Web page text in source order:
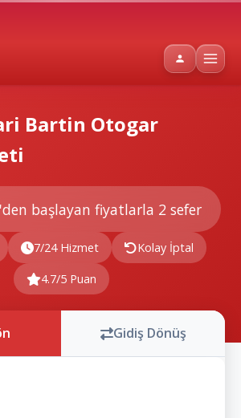
Bartin Otogar
'den başlayan fiyatlarla 2 sefer
7/24 Hizmet Kolay İptal
4.7/5 Puan
Gidiş Dönüş